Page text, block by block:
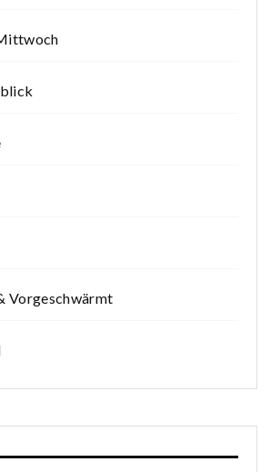
Vorgeschwärmt